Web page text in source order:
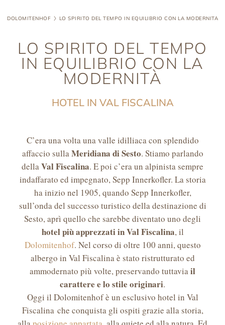
DOLOMITENHOF LO SPIRITO DEL TEMPO IN EQUILIBRIO CON LA MODERNITÀ
LO SPIRITO DEL TEMPO
IN EQUILIBRIO CON LA
MODERNITÀ
HOTEL IN VAL FISCALINA
C’era una volta una valle idilliaca con splendido
affaccio sullaMeridiana di Sesto. Stiamo parlando
dellaVal Fiscalina. E poi c’era un alpinista sempre
indaffarato ed impegnato, Sepp Innerkofler. La storia
ha inizio nel 1905, quando Sepp Innerkofler,
sull’onda del successo turistico della destinazione di
Sesto, aprì quello che sarebbe diventato uno degli
hotel più apprezzati in Val Fiscalina, il
Dolomitenhof. Nel corso di oltre 100 anni, questo
albergo in Val Fiscalina è stato ristrutturato ed
ammodernato più volte, preservando tuttaviail
carattere e lo stile originari.
Oggi il Dolomitenhof è un esclusivo hotel in Val
Fiscalina che conquista gli ospiti grazie alla storia,